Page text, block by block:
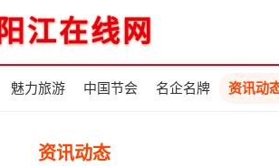
阳江在线网
魅力旅游 中国节会 名企名牌 资讯动
资讯动态